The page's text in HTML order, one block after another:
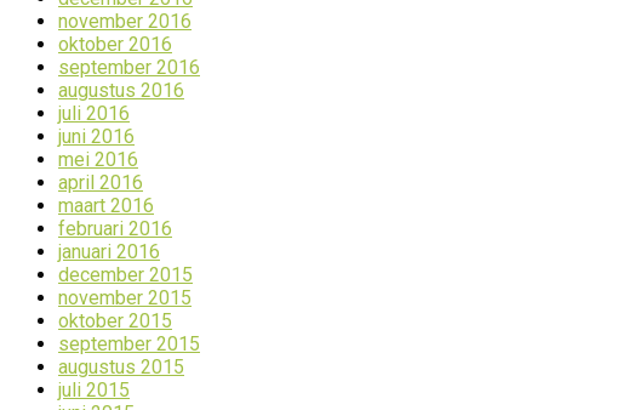
november 2016
oktober 2016
september 2016
augustus 2016
juli 2016
juni 2016
mei 2016
april 2016
maart 2016
februari 2016
januari 2016
december 2015
november 2015
oktober 2015
september 2015
augustus 2015
juli 2015